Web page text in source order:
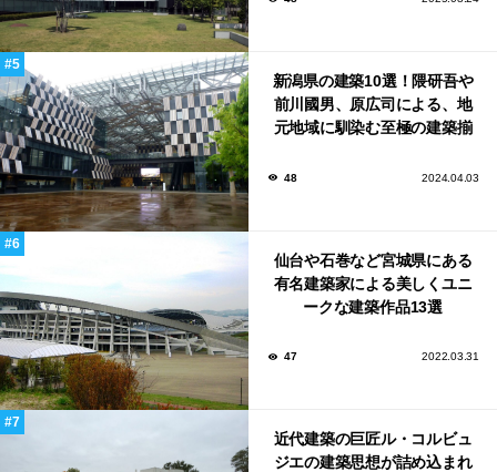
新潟県の建築10選！隈研吾や
前川國男、原広司による、地
元地域に馴染む至極の建築揃
48 2024.04.03
仙台や石巻など宮城県にある
有名建築家による美しくユニ
ークな建築作品13選
47 2022.03.31
近代建築の巨匠ル・コルビュ
ジエの建築思想が詰め込まれ